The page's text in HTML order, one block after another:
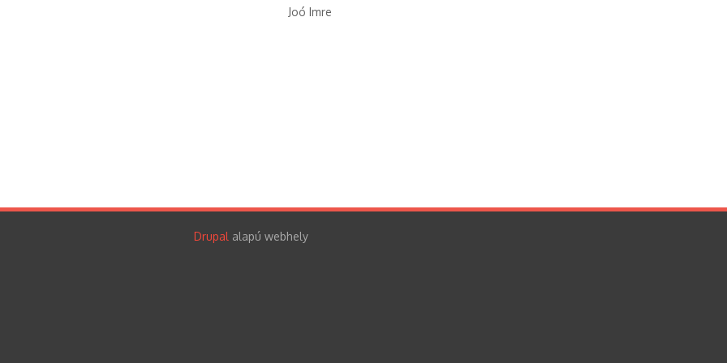
Joó Imre
Drupal alapú webhely